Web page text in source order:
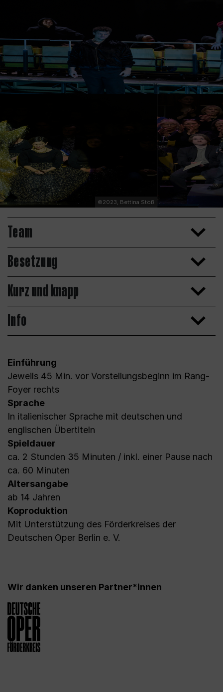
©2023, Bettina Stöß
Team
Besetzung
Kurz und knapp
Info
Einführung
Jeweils 45 Min. vor Vorstellungsbeginn im Rang-
Foyer rechts
Sprache
In italienischer Sprache mit deutschen und
englischen Übertiteln
Spieldauer
ca. 2 Stunden 35 Minuten / inkl. einer Pause nach
ca. 60 Minuten
Altersangabe
ab 14 Jahren
Koproduktion
Mit Unterstützung des Förderkreises der
Deutschen Oper Berlin e. V.
Wir danken unseren Partner*innen